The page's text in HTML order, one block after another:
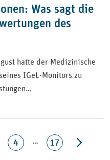
Was sagt die
des
hatte der Medizinische
IGeL-Monitors zu
4 … 17